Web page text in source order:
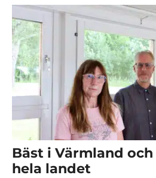
Bäst i Värmland
hela landet